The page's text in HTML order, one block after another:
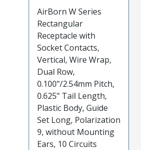
AirBorn W Series
Rectangular
Receptacle with
Socket Contacts,
Vertical, Wire Wrap,
Dual Row,
0.100"/2.54mm Pitch,
0.625" Tail Length,
Plastic Body, Guide
Set Long, Polarization
9, without Mounting
Ears, 10 Circuits